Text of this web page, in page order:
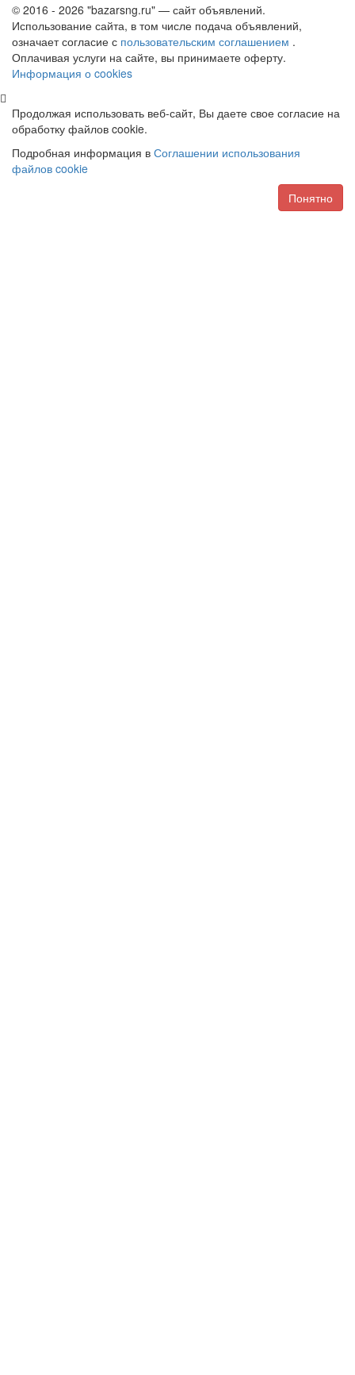
© 2016 - 2026 "bazarsng.ru" — сайт объявлений.
Использование сайта, в том числе подача объявлений,
означает согласие с пользовательским соглашением .
Оплачивая услуги на сайте, вы принимаете оферту.
Информация о cookies
Продолжая использовать веб-сайт, Вы даете свое согласие на
обработку файлов cookie.
Подробная информация в Соглашении использования
файлов cookie
Понятно